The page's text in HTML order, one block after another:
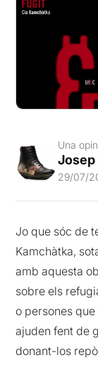
Una
Josep
29/07/
Jo que sóc de
Kamchàtka,
amb aquesta
sobre els
o persones
ajuden fent de
donant-los